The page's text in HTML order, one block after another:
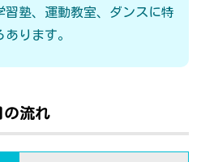
習塾、運動教室、ダンスに特
ります。
の流れ